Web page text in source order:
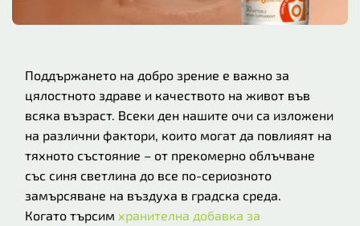
Поддържането на добро зрение е важно за
цялостното здраве и качеството на живот във
всяка възраст. Всеки ден нашите очи са изложени
на различни фактори, които могат да повлияят на
тяхното състояние – от прекомерно облъчване
със синя светлина до все по-сериозното
замърсяване на въздуха в градска среда.
Когато търсим хранителна добавка за